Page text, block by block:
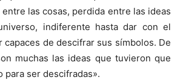
las cosas, perdida entre las ideas
indiferente hasta dar con el
capaces de descifrar sus símbolos. De
muchas las ideas que tuvieron que
para ser descifradas».